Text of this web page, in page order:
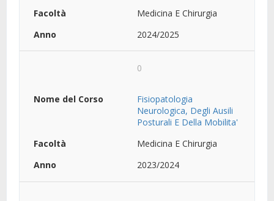
Medicina E Chirurgia
2024/2025
0
Fisiopatologia
Neurologica, Degli Ausili
Posturali E Della Mobilita'
Medicina E Chirurgia
2023/2024